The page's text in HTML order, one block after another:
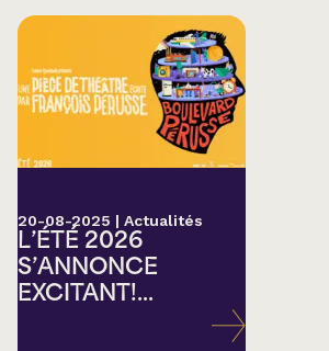
20-08-2025 | Actualités
L’ÉTÉ 2026
S’ANNONCE
EXCITANT!...